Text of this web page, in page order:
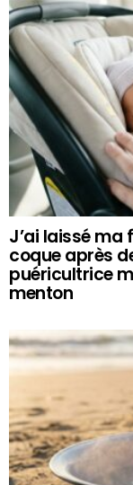
J’ai laissé ma
coque après
puéricultrice
menton